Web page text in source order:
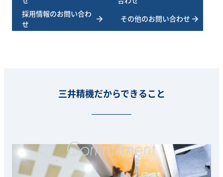
採用情報のお問い合わ
せ
その他のお問い合わせ
三井精機だからできること